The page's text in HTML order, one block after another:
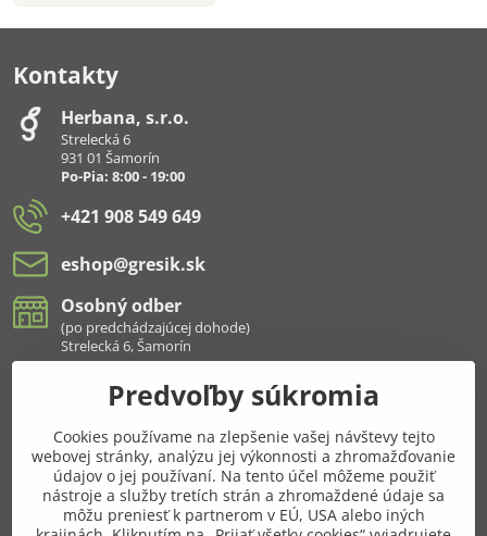
Kontakty
Herbana, s​.r​.o​.
Strelecká 6
931 01 Šamorín
Po-Pia: 8:00 - 19:00
+421 908 549 649
eshop​@gresik​.sk
Osobný odber
(po predchádzajúcej dohode)
Strelecká 6, Šamorín
Všetko k nákupu
Pridajte sa k nám aj na sieťach
Facebook Instagram
Predvoľby súkromia
Cookies používame na zlepšenie vašej návštevy tejto
webovej stránky, analýzu jej výkonnosti a zhromažďovanie
údajov o jej používaní. Na tento účel môžeme použiť
nástroje a služby tretích strán a zhromaždené údaje sa
môžu preniesť k partnerom v EÚ, USA alebo iných